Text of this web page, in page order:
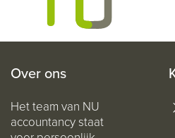
Over ons
Het team van NU
accountancy staat